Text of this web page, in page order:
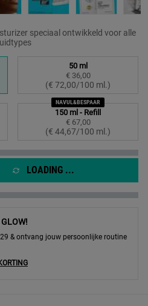
speciaal ontwikkeld voor alle
Geselecteerd
50 ml
€ 36,00
(€ 72,00/100 ml.)
, 2 of 4
Geselecteerd
150 ml - Refill
€ 67,00
(€ 44,67/100 ml.)
NAVUL&BESPAAR
, 4 of 4
LOADING ...
& ontvang jouw persoonlijke routine